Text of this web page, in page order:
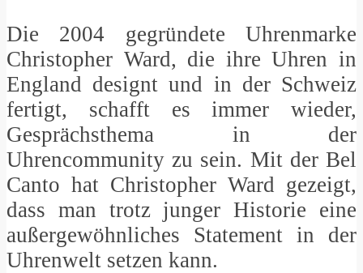
Die 2004 gegründete Uhrenmarke
Christopher Ward, die ihre Uhren in
England designt und in der Schweiz
fertigt, schafft es immer wieder,
Gesprächsthema in der
Uhrencommunity zu sein. Mit der Bel
Canto hat Christopher Ward gezeigt,
dass man trotz junger Historie eine
außergewöhnliches Statement in der
Uhrenwelt setzen kann.